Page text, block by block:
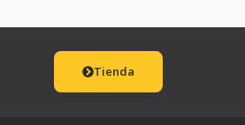
Tienda